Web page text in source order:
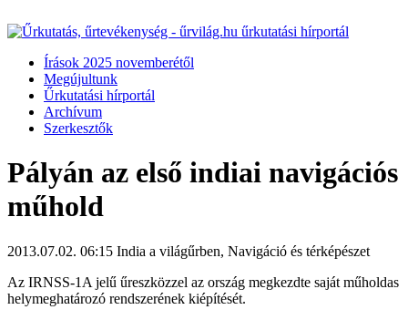
Írások 2025 novemberétől
Megújultunk
Űrkutatási hírportál
Archívum
Szerkesztők
Pályán az első indiai navigációs
műhold
2013.07.02. 06:15 India a világűrben, Navigáció és térképészet
Az IRNSS-1A jelű űreszközzel az ország megkezdte saját műholdas
helymeghatározó rendszerének kiépítését.